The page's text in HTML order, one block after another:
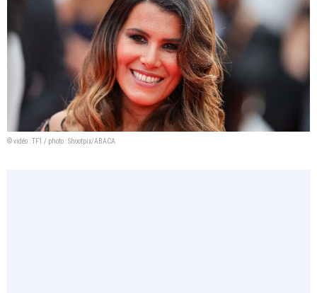
© vidéo : TF1 / photo : Shootpix/ABACA